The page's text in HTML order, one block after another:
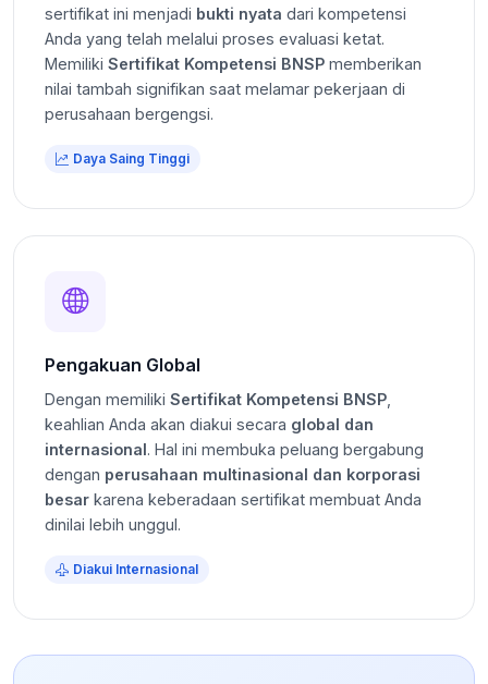
sertifikat ini menjadi bukti nyata dari kompetensi
Anda yang telah melalui proses evaluasi ketat.
Memiliki Sertifikat Kompetensi BNSP memberikan
nilai tambah signifikan saat melamar pekerjaan di
perusahaan bergengsi.
Daya Saing Tinggi
Pengakuan Global
Dengan memiliki Sertifikat Kompetensi BNSP
keahlian Anda akan diakui secara global dan
internasional. Hal ini membuka peluang bergabung
dengan perusahaan multinasional dan korporasi
besar karena keberadaan sertifikat membuat Anda
dinilai lebih unggul.
Diakui Internasional